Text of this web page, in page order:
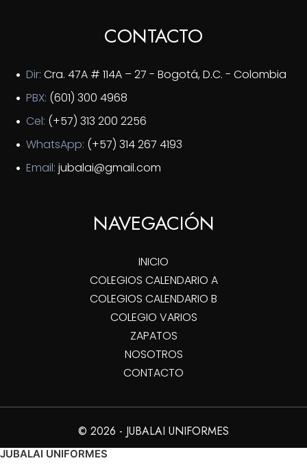
CONTACTO
Dir: Cra. 47A # 114A – 27 - Bogotá, D.C. - Colombia
PBX: (601) 300 4968
Cel: (+57) 313 200 2256
WhatsApp: (+57) 314 267 4193
Email: jubalai@gmail.com
NAVEGACIÓN
INICIO
COLEGIOS CALENDARIO A
COLEGIOS CALENDARIO B
COLEGIO VARIOS
ZAPATOS
NOSOTROS
CONTACTO
© 2026 - JUBALAI UNIFORMES
JUBALAI UNIFORMES